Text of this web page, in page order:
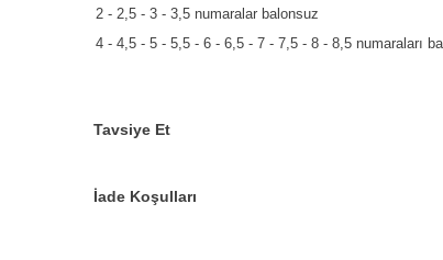
2 - 2,5 - 3 - 3,5 numaralar balonsuz
4 - 4,5 - 5 - 5,5 - 6 - 6,5 - 7 - 7,5 - 8 - 8,5 numaraları
Tavsiye Et
İade Koşulları